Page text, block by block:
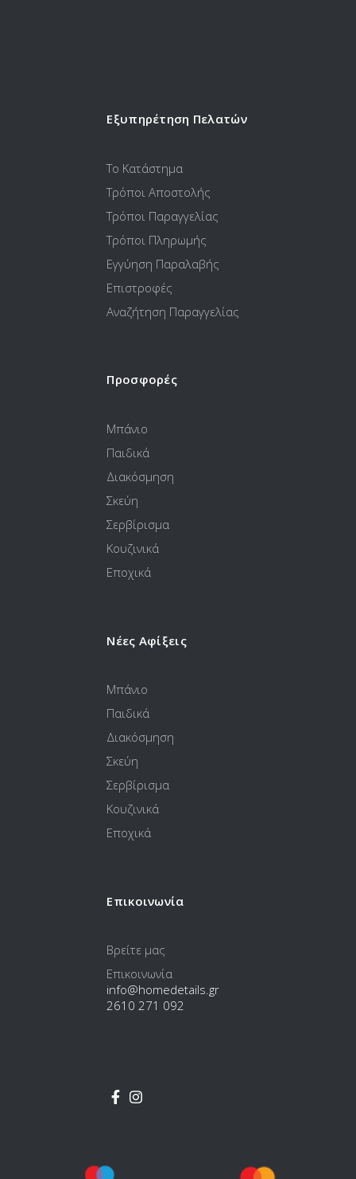
Εξυπηρέτηση Πελατών
Το Κατάστημα
Τρόποι Αποστολής
Τρόποι Παραγγελίας
Τρόποι Πληρωμής
Εγγύηση Παραλαβής
Επιστροφές
Αναζήτηση Παραγγελίας
Προσφορές
Μπάνιο
Παιδικά
Διακόσμηση
Σκεύη
Σερβίρισμα
Κουζινικά
Εποχικά
Νέες Αφίξεις
Μπάνιο
Παιδικά
Διακόσμηση
Σκεύη
Σερβίρισμα
Κουζινικά
Εποχικά
Επικοινωνία
Βρείτε μας
Επικοινωνία
info@homedetails.gr
2610 271 092